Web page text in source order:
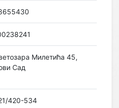
Милетића 45,
Сад
420-534